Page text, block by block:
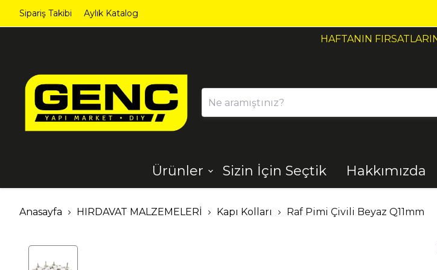
Sipariş Takibi Aylık Katalog
HAFTANIN
Ürünler
Ahşap Aydınlatma Bahçe
Dekorasyon
Sizin İçin Seçtik Hakkımızda
Anasayfa HIRDAVAT MALZEMELERİ Kapı Kolları Raf Pimi Çivili Beyaz Q11mm